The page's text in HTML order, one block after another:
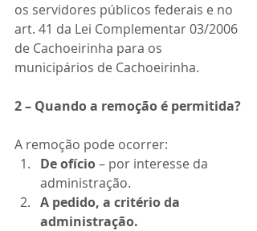
os servidores públicos federais e no
art. 41 da Lei Complementar 03/2006
de Cachoeirinha para os
municipários de Cachoeirinha.
2 – Quando a remoção é permitida?
A remoção pode ocorrer:
De ofício – por interesse da
administração.
A pedido, a critério da
administração.